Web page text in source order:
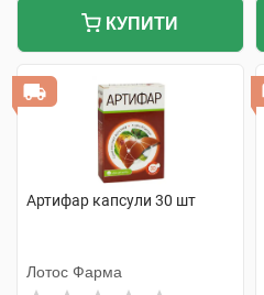
КУПИТИ
Артифар капсули 30 шт
Лотос Фарма